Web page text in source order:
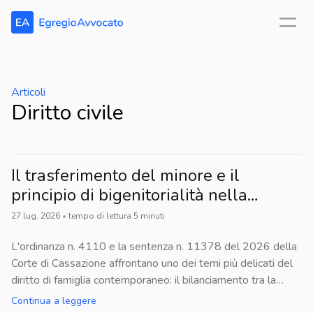
Articoli
Diritto civile
Il trasferimento del minore e il
principio di bigenitorialità nella
recente giurisprudenza della Corte di
27 lug. 2026 • tempo di lettura 5 minuti
L'ordinanza n. 4110 e la sentenza n. 11378 del 2026 della
Corte di Cassazione affrontano uno dei temi più delicati del
diritto di famiglia contemporaneo: il bilanciamento tra la
libertà di autodeterminazione del genitore collocatario e il
Continua a leggere